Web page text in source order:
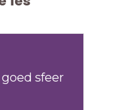
sfeer